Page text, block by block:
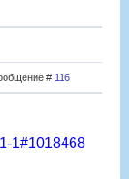
# 116
1#1018468